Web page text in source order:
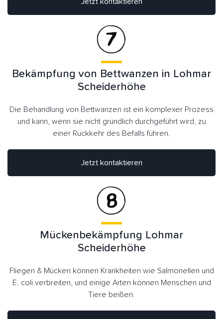
Bekämpfung von Bettwanzen in Lohmar
Scheiderhöhe
Die Behandlung von Bettwanzen ist ein komplexer Prozess
und kann, wenn sie nicht gründlich durchgeführt wird, zu
einer Rückkehr des Befalls führen.
Jetzt kontaktieren
Mückenbekämpfung Lohmar
Scheiderhöhe
Fliegen & Mücken können Krankheiten wie Salmonellen und
E. coli verbreiten, und einige Arten können Menschen und
Tiere beißen.